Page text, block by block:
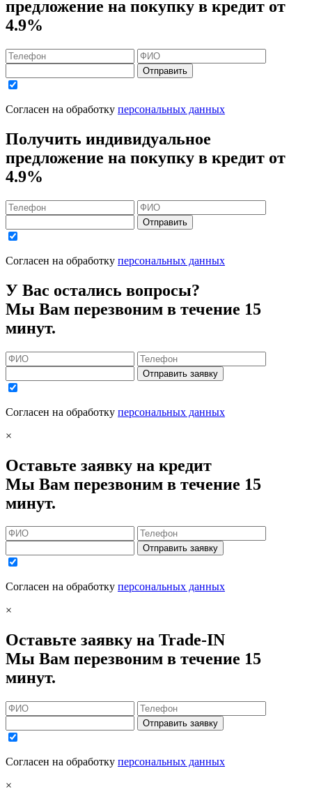
предложение на покупку в кредит от
4.9%
Отправить
Согласен на обработку персональных данных
Получить индивидуальное
предложение на покупку в кредит от
4.9%
Отправить
Согласен на обработку персональных данных
У Вас остались вопросы?
Мы Вам перезвоним в течение 15
минут.
Отправить заявку
Согласен на обработку персональных данных
×
Оставьте заявку на кредит
Мы Вам перезвоним в течение 15
минут.
Отправить заявку
Согласен на обработку персональных данных
×
Оставьте заявку на Trade-IN
Мы Вам перезвоним в течение 15
минут.
Отправить заявку
Согласен на обработку персональных данных
×